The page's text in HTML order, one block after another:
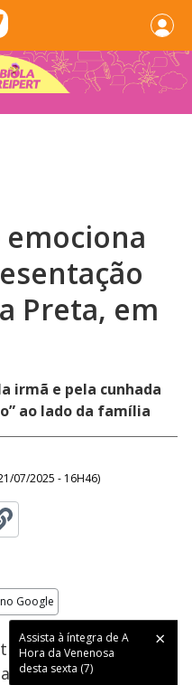
Preta, em
irmã e pela cunhada
ao lado da família
07/2025 - 16H46)
Google
Assista à íntegra de A
Hora da Venenosa
desta sexta (7)
juntos no
deste ano, em